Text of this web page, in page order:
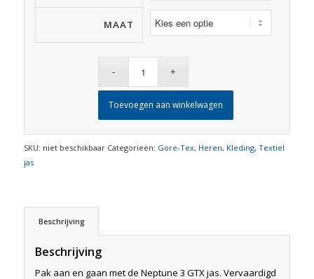
MAAT
Toevoegen aan winkelwagen
SKU: niet beschikbaar Categorieën: Gore-Tex, Heren, Kleding, Textiel
jas
Beschrijving
Beschrijving
Pak aan en gaan met de Neptune 3 GTX jas. Vervaardigd